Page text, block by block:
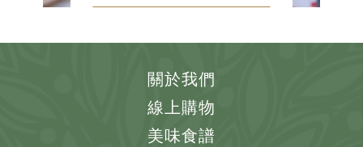
關於我們
線上購物
美味食譜